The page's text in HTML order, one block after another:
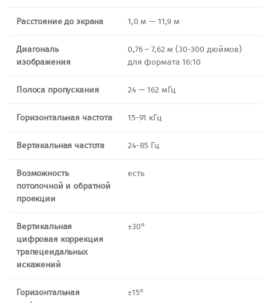
Расстояние до экрана 1,0 м — 11,9 м
Диагональ
изображения
0,76 – 7,62 м (30-300 дюймов)
для формата 16:10
Полоса пропускания 24 — 162 мГц
Горизонтальная частота 15-91 кГц
Вертикальная частота 24-85 Гц
Возможность
потолочной и обратной
проекции
есть
Вертикальная
цифровая коррекция
трапецеидальных
искажений
±30°
Горизонтальная
±15°